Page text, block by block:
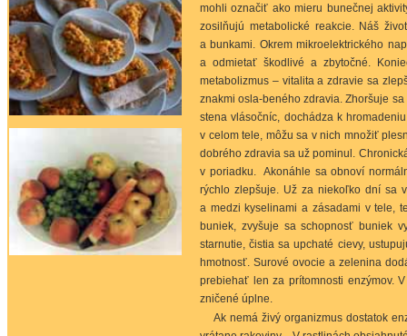
mohli označiť ako mieru bunečnej
zosilňujú metabolické reakcie. Náš
a bunkami. Okrem mikroelektrického
a odmietať škodlivé a zbytočné.
metabolizmus – vitalita a zdravie sa
znakmi osla-beného zdravia. Zhoršuje
stena vlásočníc, dochádza k
v celom tele, môžu sa v nich množiť
dobrého zdravia sa už pominul.
v poriadku. Akonáhle sa obnoví
rýchlo zlepšuje. Už za niekoľko dní sa
a medzi kyselinami a zásadami v tele,
buniek, zvyšuje sa schopnosť buniek
starnutie, čistia sa upchaté cievy,
hmotnosť. Surové ovocie a zelenina
prebiehať len za prítomnosti enzýmov.
zničené úplne.
Ak nemá živý organizmus dostatok